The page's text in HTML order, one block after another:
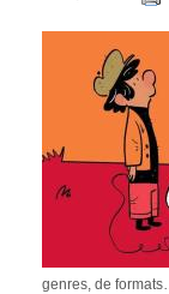
genres, de